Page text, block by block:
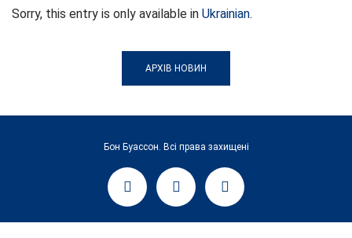
Sorry, this entry is only available in Ukrainian.
АРХІВ НОВИН
Бон Буассон. Всі права захищені